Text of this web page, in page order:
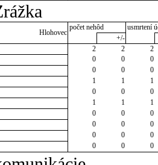
Hlohovec
počet nehôd
usmrtení
+/-
2 2
2
0 0
0
0 0
0
1 1
1
0 0
0
1 1
1
0 0
0
0 0
0
0 0
0
0 0 0